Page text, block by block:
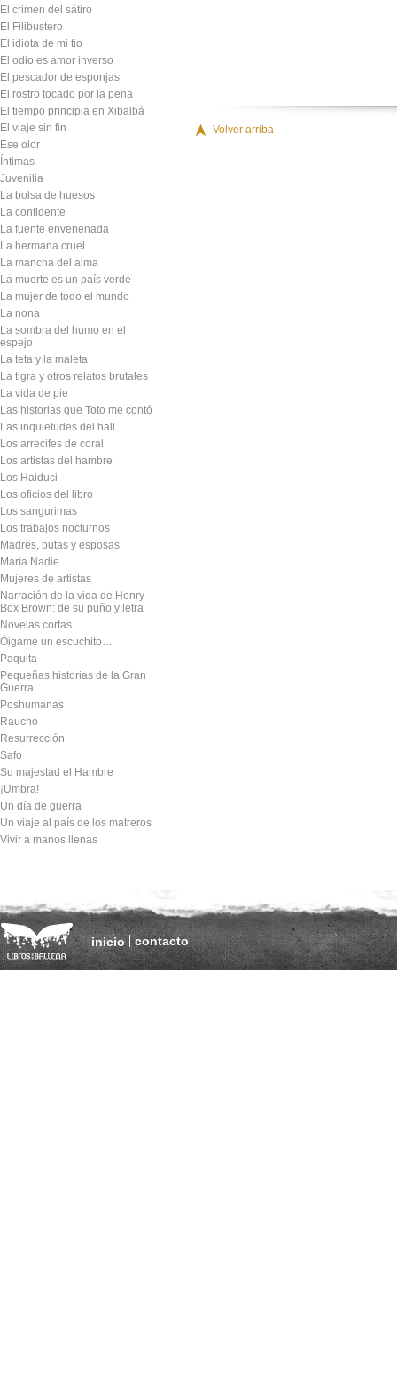
El crimen del sátiro
El Filibustero
El idiota de mi tio
El odio es amor inverso
El pescador de esponjas
El rostro tocado por la pena
El tiempo principia en Xibalbá
El viaje sin fin
Ese olor
Íntimas
Juvenilia
La bolsa de huesos
La confidente
La fuente envenenada
La hermana cruel
La mancha del alma
La muerte es un país verde
La mujer de todo el mundo
La nona
La sombra del humo en el
espejo
La teta y la maleta
La tigra y otros relatos brutales
La vida de pie
Las historias que Toto me contó
Las inquietudes del hall
Los arrecifes de coral
Los artistas del hambre
Los Haiduci
Los oficios del libro
Los sangurimas
Los trabajos nocturnos
Madres, putas y esposas
María Nadie
Mujeres de artistas
Narración de la vida de Henry
Box Brown: de su puño y letra
Novelas cortas
Óigame un escuchito…
Paquita
Pequeñas historias de la Gran
Guerra
Poshumanas
Raucho
Resurrección
Safo
Su majestad el Hambre
¡Umbra!
Un día de guerra
Un viaje al país de los matreros
Vivir a manos llenas
Volver arriba
inicio contacto